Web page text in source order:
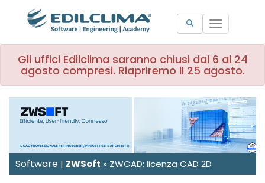
Toggle
navigation
Gli uffici Edilclima saranno chiusi dal 6 al 24
agosto compresi. Riapriremo il 25 agosto.
Software | ZWSoft » ZWCAD: licenza CAD 2D